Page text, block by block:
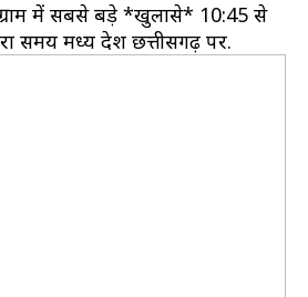
में सबसे बड़े *खुलासे* 10:45 से
समय मध्य प्रदेश छत्तीसगढ़ पर.